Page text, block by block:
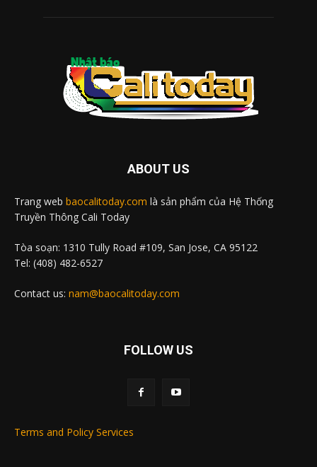
ABOUT US
Trang web baocalitoday.com là sản phẩm của Hệ Thống
Truyền Thông Cali Today
Tòa soạn: 1310 Tully Road #109, San Jose, CA 95122
Tel: (408) 482-6527
Contact us: nam@baocalitoday.com
FOLLOW US
Terms and Policy Services